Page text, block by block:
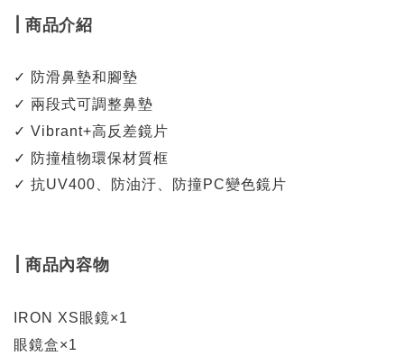
| 商品介紹
✓ 防滑鼻墊和腳墊
✓ 兩段式可調整鼻墊
✓ Vibrant+高反差鏡片
✓ 防撞植物環保材質框
✓ 抗UV400、防油汙、防撞PC變色鏡片
| 商品內容物
IRON XS眼鏡×1
眼鏡盒×1